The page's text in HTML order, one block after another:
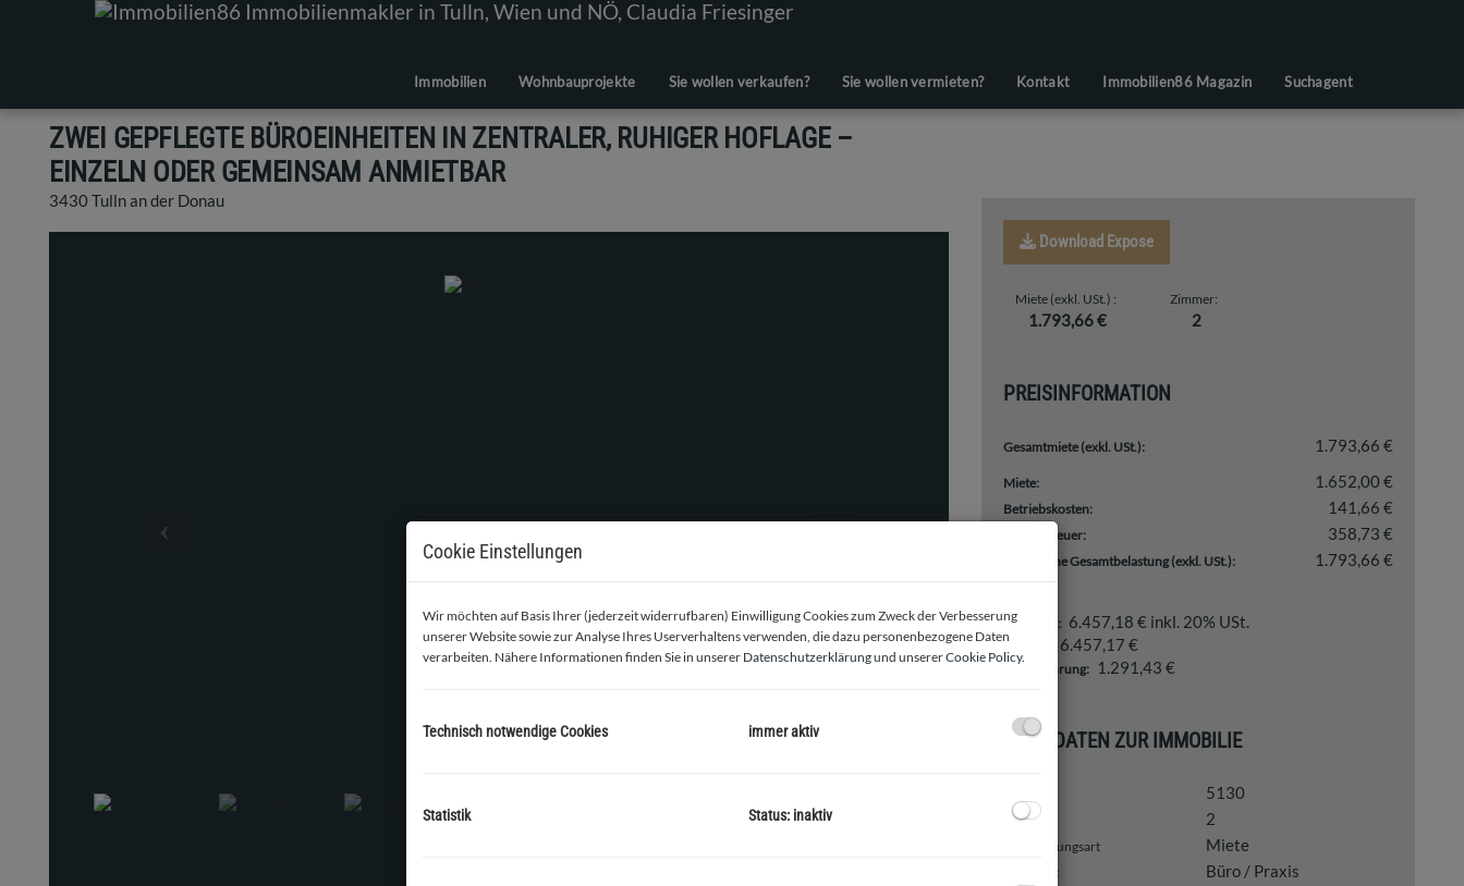
Immobilien Wohnbauprojekte Sie wollen verkaufen? Sie wollen vermieten? Kontakt Immobilien86 Magazin Suchagent
ZWEI GEPFLEGTE BÜROEINHEITEN IN ZENTRALER, RUHIGER HOFLAGE –
EINZELN ODER GEMEINSAM ANMIETBAR
3430 Tulln an der Donau
Bürofläche 2
Download Expose
Miete (exkl. USt.)
1.793,66 €
Zimmer
2
PREISINFORMATION
Gesamtmiete (exkl. USt.): 1.793,66 €
Miete: 1.652,00 €
Betriebskosten: 141,66 €
Umsatzsteuer: 358,73 €
monatliche Gesamtbelastung (exkl. USt.): 1.793,66 €
Provision: 6.457,18 € inkl. 20% USt.
Kaution: 6.457,17 €
Vergebührung: 1.291,43 €
BASISDATEN ZUR IMMOBILIE
5130
Zimmer 2
Vermarktungsart Miete
Objektart Büro / Praxis
Cookie Einstellungen
Wir möchten auf Basis Ihrer (jederzeit widerrufbaren) Einwilligung Cookies zum Zweck der Verbesserung
unserer Website sowie zur Analyse Ihres Userverhaltens verwenden, die dazu personenbezogene Daten
verarbeiten. Nähere Informationen finden Sie in unserer Datenschutzerklärungund unsererCookie Policy.
Technisch notwendige Cookies immer aktiv
Statistik Status: inaktiv